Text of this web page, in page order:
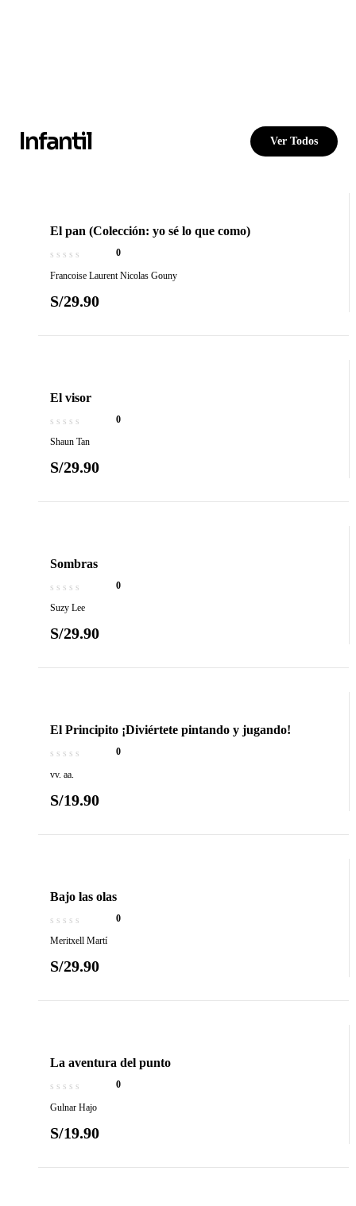
Infantil Ver Todos
El pan (Colección: yo sé lo que como)
0
Francoise Laurent Nicolas Gouny
S/29.90
El visor
0
Shaun Tan
S/29.90
Sombras
0
Suzy Lee
S/29.90
El Principito ¡Diviértete pintando y jugando!
0
vv. aa.
S/19.90
Bajo las olas
0
Meritxell Martí
S/29.90
La aventura del punto
0
Gulnar Hajo
S/19.90